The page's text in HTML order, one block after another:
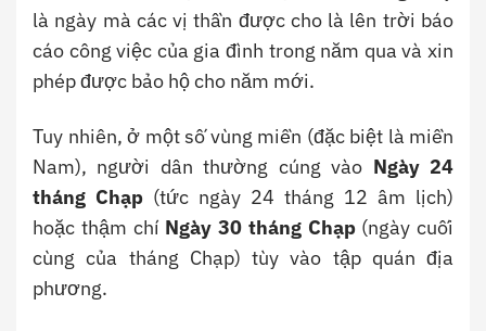
là ngày mà các vị thần được cho là lên trời báo
cáo công việc của gia đình trong năm qua và xin
phép được bảo hộ cho năm mới.
Tuy nhiên, ở một số vùng miền (đặc biệt là miền
Nam), người dân thường cúng vào Ngày 24
tháng Chạp (tức ngày 24 tháng 12 âm lịch)
hoặc thậm chí Ngày 30 tháng Chạp(ngày cuối
cùng của tháng Chạp) tùy vào tập quán địa
phương.